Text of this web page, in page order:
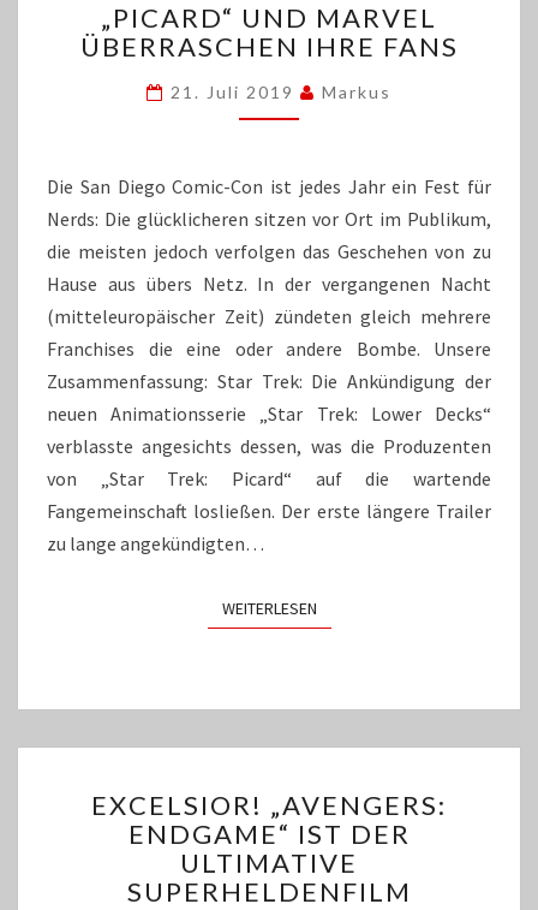
UND
MARVEL
IHRE
FANS
„PICARD“ UND MARVEL
ÜBERRASCHEN IHRE FANS
21. Juli 2019 Markus
Die San Diego Comic-Con ist jedes Jahr ein Fest für
Nerds: Die glücklicheren sitzen vor Ort im Publikum,
die meisten jedoch verfolgen das Geschehen von zu
Hause aus übers Netz. In der vergangenen Nacht
(mitteleuropäischer Zeit) zündeten gleich mehrere
Franchises die eine oder andere Bombe. Unsere
Zusammenfassung: Star Trek: Die Ankündigung der
neuen Animationsserie „Star Trek: Lower Decks“
verblasste angesichts dessen, was die Produzenten
von „Star Trek: Picard“ auf die wartende
Fangemeinschaft losließen. Der erste längere Trailer
zu lange angekündigten…
WEITERLESENWEITERLESEN
„AVENGERS:
ENDGAME“
IST
DER
EXCELSIOR! „AVENGERS:
ENDGAME“ IST DER
ULTIMATIVE
SUPERHELDENFILM